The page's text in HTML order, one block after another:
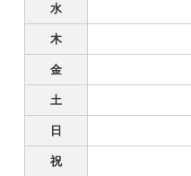
水
木
金
土
日
祝